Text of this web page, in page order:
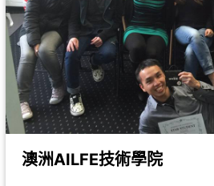
澳洲AILFE技術學院